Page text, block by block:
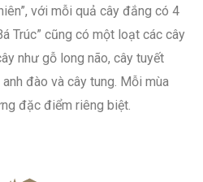
với mỗi quả cây đắng có 4
Trúc” cũng có một loạt các cây
như gỗ long não, cây tuyết
đào và cây tung. Mỗi mùa
đặc điểm riêng biệt.